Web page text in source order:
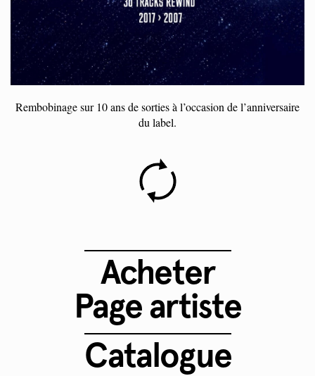
Rembobinage sur 10 ans de sorties à l’occasion de l’anniversaire
du label.
Acheter
Page artiste
Catalogue